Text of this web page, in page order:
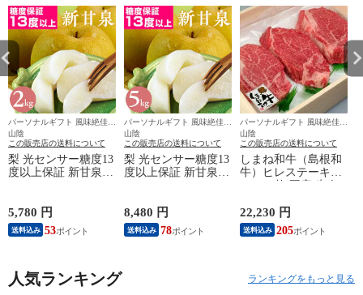
パーソナルギフト 風味絶佳.
山陰
この販売店の送料について
梨 光センサー糖度13
度以上保証 新甘泉
県産 なし 新甘泉梨
赤秀 送料無料（北海
道・沖縄を除く）
5,780 円
送料込み 53
パーソナルギフト 風味絶佳.
山陰
この販売店の送料について
梨 光センサー糖度13
度以上保証 新甘泉
取県産 なし 新甘泉
梨 赤秀 送料無料
（北海道・沖縄を除
8,480 円
送料込み 78
パーソナルギフト 風味絶佳.
山陰
この販売店の送料について
しまね和牛（島根和
牛）ヒレステーキ
牛 最高級 特選 厳選
送料無料（北海道・
沖縄を除く）
22,230 円
送料込み 205
人気ランキング ランキングをもっと見る